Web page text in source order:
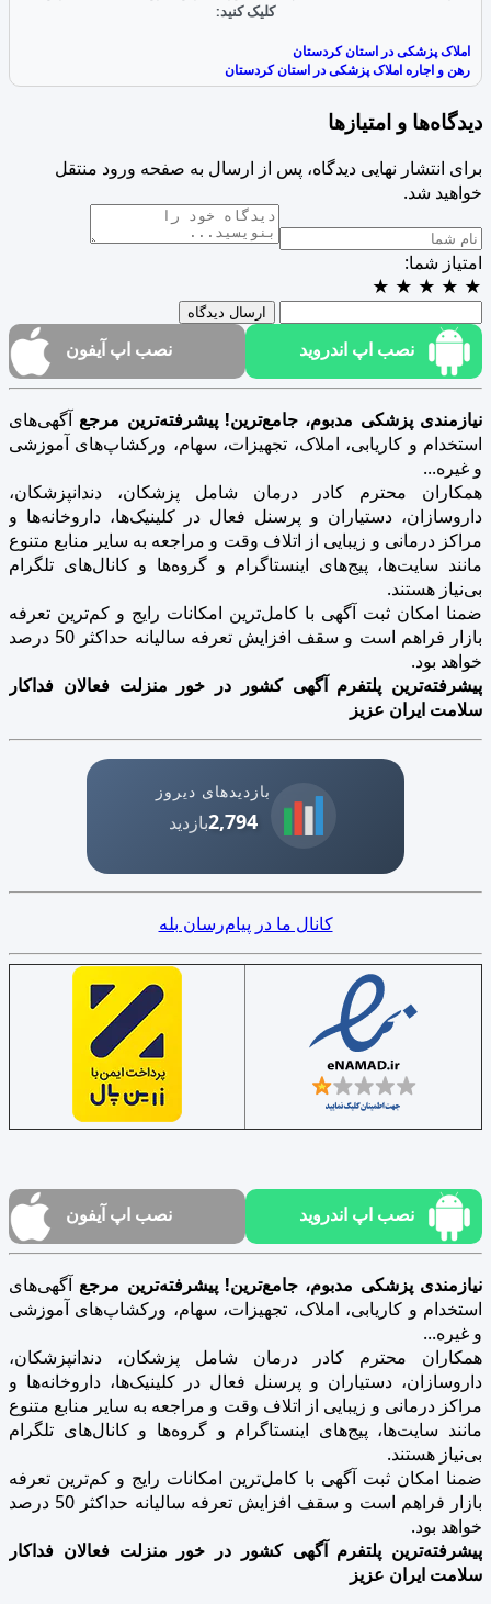
کلیک کنید:
املاک پزشکی در استان کردستان
رهن و اجاره املاک پزشکی در استان کردستان
دیدگاه‌ها و امتیازها
برای انتشار نهایی دیدگاه، پس از ارسال به صفحه ورود منتقل
خواهید شد.
امتیاز شما:
★
★
★
★
★
ارسال دیدگاه
نصب اپ اندروید نصب اپ آیفون
نیازمندی پزشکی مدبوم، جامع‌ترین! پیشرفته‌ترین مرجع آگهی‌های
استخدام و کاریابی، املاک، تجهیزات، سهام، ورکشاپ‌های آموزشی
و غیره...
همکاران محترم کادر درمان شامل پزشکان، دندانپزشکان،
داروسازان، دستیاران و پرسنل فعال در کلینیک‌ها، داروخانه‌ها و
مراکز درمانی و زیبایی از اتلاف وقت و مراجعه به سایر منابع متنوع
مانند سایت‌ها، پیج‌های اینستاگرام و گروه‌ها و کانال‌های تلگرام
بی‌نیاز هستند.
ضمنا امکان ثبت آگهی با کامل‌ترین امکانات رایج و کم‌ترین تعرفه
بازار فراهم است و سقف افزایش تعرفه سالیانه حداکثر 50 درصد
خواهد بود.
پیشرفته‌ترین پلتفرم آگهی کشور در خور منزلت فعالان فداکار
سلامت ایران عزیز
بازدیدهای دیروز
2,794بازدید
کانال ما در پیام‌رسان بله
نصب اپ اندروید نصب اپ آیفون
نیازمندی پزشکی مدبوم، جامع‌ترین! پیشرفته‌ترین مرجع آگهی‌های
استخدام و کاریابی، املاک، تجهیزات، سهام، ورکشاپ‌های آموزشی
و غیره...
همکاران محترم کادر درمان شامل پزشکان، دندانپزشکان،
داروسازان، دستیاران و پرسنل فعال در کلینیک‌ها، داروخانه‌ها و
مراکز درمانی و زیبایی از اتلاف وقت و مراجعه به سایر منابع متنوع
مانند سایت‌ها، پیج‌های اینستاگرام و گروه‌ها و کانال‌های تلگرام
بی‌نیاز هستند.
ضمنا امکان ثبت آگهی با کامل‌ترین امکانات رایج و کم‌ترین تعرفه
بازار فراهم است و سقف افزایش تعرفه سالیانه حداکثر 50 درصد
خواهد بود.
پیشرفته‌ترین پلتفرم آگهی کشور در خور منزلت فعالان فداکار
سلامت ایران عزیز